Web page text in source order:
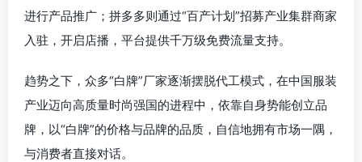
进行产品推广；拼多多则通过“百产计划”招募产业集群商家
入驻，开启店播，平台提供千万级免费流量支持。
趋势之下，众多“白牌”厂家逐渐摆脱代工模式，在中国服装
产业迈向高质量时尚强国的进程中，依靠自身势能创立品
牌，以“白牌”的价格与品牌的品质，自信地拥有市场一隅，
与消费者直接对话。